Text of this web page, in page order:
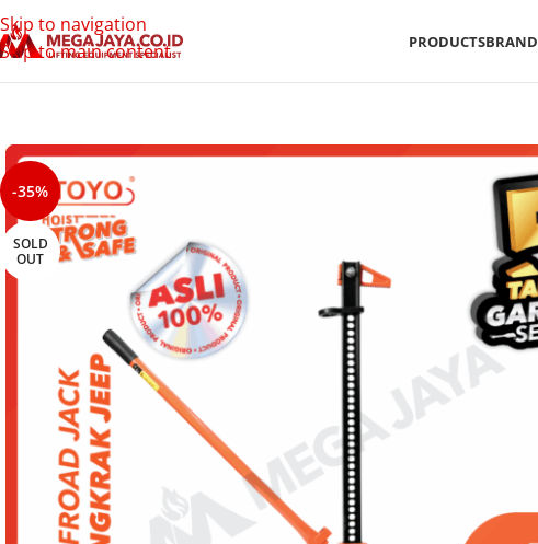
Skip to navigation
Skip to main content
PRODUCTSBRAND
-35%
SOLD
OUT